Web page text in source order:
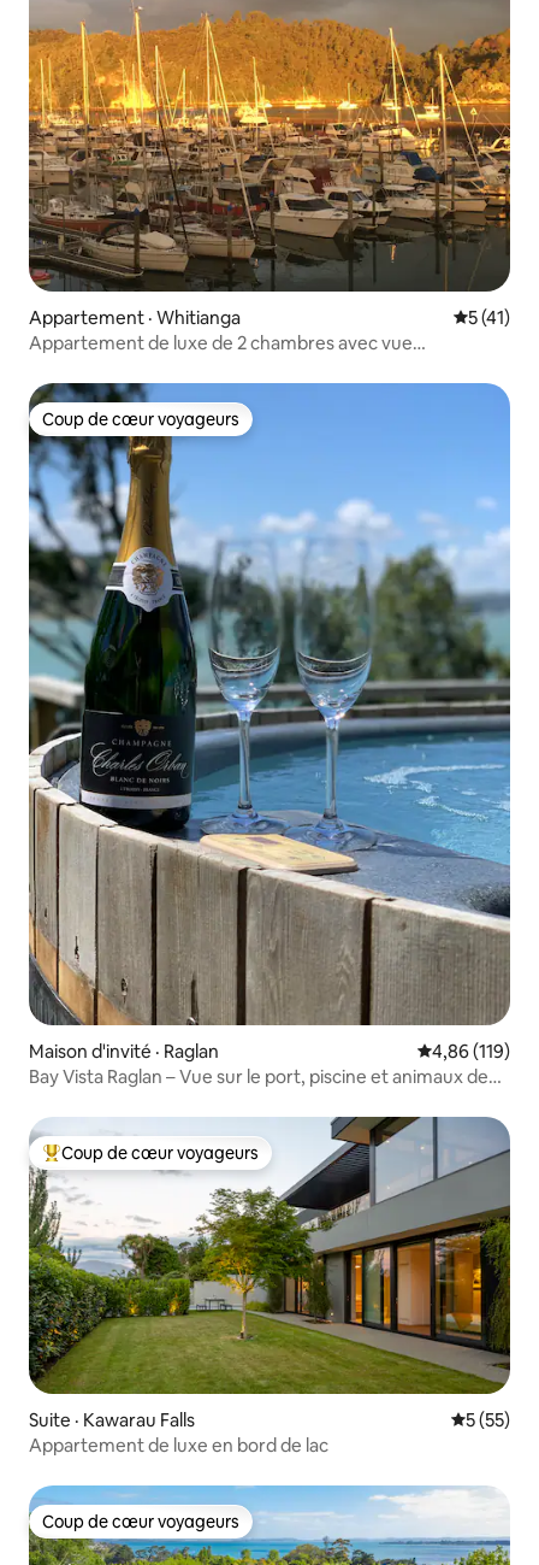
Appartement · Whitianga Note
5 (41)
Appartement de luxe de 2 chambres avec vue
Coup de cœur voyageurs
Coup de cœur voyageurs
Maison d'invité · Raglan Note
4,86 (119)
Bay Vista Raglan – Vue sur le port, piscine et animaux de
Coup de cœur voyageurs parmi les plus aimés
Coup de cœur voyageurs
Suite · Kawarau Falls Note
5 (55)
Appartement de luxe en bord de lac
Coup de cœur voyageurs
Coup de cœur voyageurs